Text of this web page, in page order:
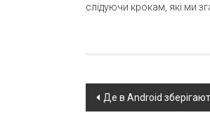
слідуючи крокам, які ми
Post
Де в Android